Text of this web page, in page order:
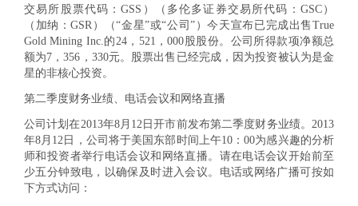
交易所股票代码：GSS）（多伦多证券交易所代码：GSC）
（加纳：GSR）（“金星”或“公司”）今天宣布已完成出售True
Gold Mining Inc.的24，521，000股股份。公司所得款项净额总
额为7，356，330元。股票出售已经完成，因为投资被认为是金
星的非核心投资。
第二季度财务业绩、电话会议和网络直播
公司计划在2013年8月12日开市前发布第二季度财务业绩。2013
年8月12日，公司将于美国东部时间上午10：00为感兴趣的分析
师和投资者举行电话会议和网络直播。请在电话会议开始前至
少五分钟致电，以确保及时进入会议。电话或网络广播可按如
下方式访问：